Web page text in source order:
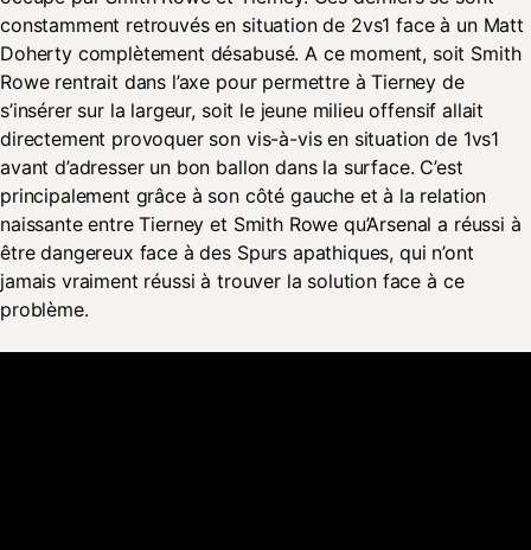
constamment retrouvés en situation de 2vs1 face à un Matt
Doherty complètement désabusé. A ce moment, soit Smith
Rowe rentrait dans l’axe pour permettre à Tierney de
s’insérer sur la largeur, soit le jeune milieu offensif allait
directement provoquer son vis-à-vis en situation de 1vs1
avant d’adresser un bon ballon dans la surface. C’est
principalement grâce à son côté gauche et à la relation
naissante entre Tierney et Smith Rowe qu’Arsenal a réussi à
être dangereux face à des Spurs apathiques, qui n’ont
jamais vraiment réussi à trouver la solution face à ce
problème.